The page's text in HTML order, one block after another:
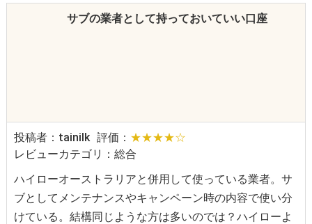
サブの業者として持っておいていい口座
投稿者：tainilk 評価： ★★★★☆
レビューカテゴリ：総合
ハイローオーストラリアと併用して使っている業者。サ
ブとしてメンテナンスやキャンペーン時の内容で使い分
けている。結構同じような方は多いのでは？ハイローよ